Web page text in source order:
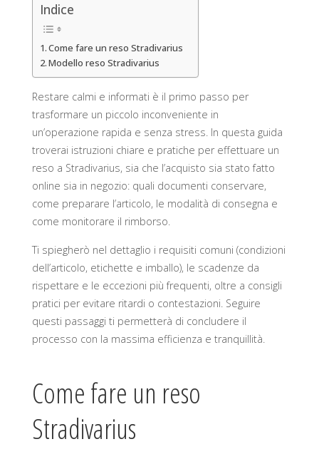
Indice
Come fare un reso Stradivarius
Modello reso Stradivarius
Restare calmi e informati è il primo passo per
trasformare un piccolo inconveniente in
un’operazione rapida e senza stress. In questa guida
troverai istruzioni chiare e pratiche per effettuare un
reso a Stradivarius, sia che l’acquisto sia stato fatto
online sia in negozio: quali documenti conservare,
come preparare l’articolo, le modalità di consegna e
come monitorare il rimborso.
Ti spiegherò nel dettaglio i requisiti comuni (condizioni
dell’articolo, etichette e imballo), le scadenze da
rispettare e le eccezioni più frequenti, oltre a consigli
pratici per evitare ritardi o contestazioni. Seguire
questi passaggi ti permetterà di concludere il
processo con la massima efficienza e tranquillità.
Come fare un reso
Stradivarius